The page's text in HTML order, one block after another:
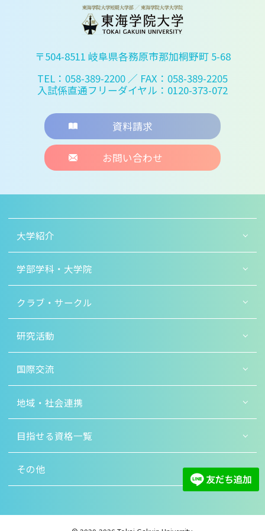
〒504-8511 岐阜県各務原市那加桐野町 5-68
TEL：058-389-2200 ／ FAX：058-389-2205
入試係直通フリーダイヤル：0120-373-072
資料請求
お問い合わせ
大学紹介
学部学科・大学院
クラブ・サークル
研究活動
国際交流
地域・社会連携
目指せる資格一覧
その他